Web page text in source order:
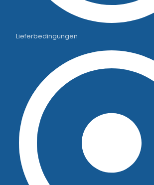
Lieferbedingungen